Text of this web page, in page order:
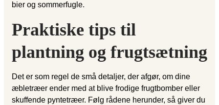
bier og sommerfugle.
Praktiske tips til
plantning og frugtsætning
Det er som regel de små detaljer, der afgør, om dine
æbletræer ender med at blive frodige frugt­bomber eller
skuffende pynte­træer. Følg rådene herunder, så giver du